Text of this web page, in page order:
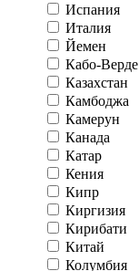
Испания
Италия
Йемен
Кабо-Верде
Казахстан
Камбоджа
Камерун
Канада
Катар
Кения
Кипр
Киргизия
Кирибати
Китай
Колумбия